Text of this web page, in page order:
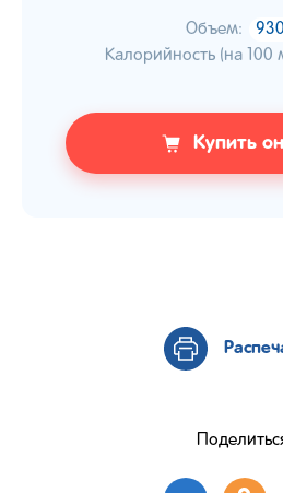
Объем:
Калорийность (на 100
Купить